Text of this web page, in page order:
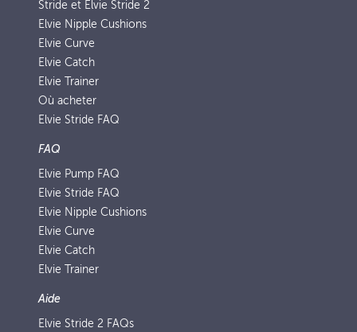
Stride et Elvie Stride 2
Elvie Nipple Cushions
Elvie Curve
Elvie Catch
Elvie Trainer
Où acheter
Elvie Stride FAQ
FAQ
Elvie Pump FAQ
Elvie Stride FAQ
Elvie Nipple Cushions
Elvie Curve
Elvie Catch
Elvie Trainer
Aide
Elvie Stride 2 FAQs